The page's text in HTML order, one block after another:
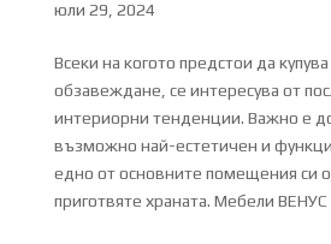
юли 29, 2024
Всеки на когото предстои да
обзавеждане, се интересува от
интериорни тенденции. Важно е
възможно най-естетичен и
едно от основните помещения си
приготвяте храната. Мебели ВЕНУС